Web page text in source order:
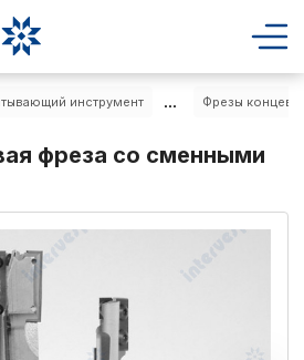
инструмент ... Фрезы
фреза со сменными